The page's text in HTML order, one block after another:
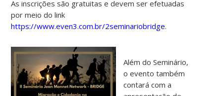
As inscrições são gratuitas e devem ser efetuadas
por meio do link
https://www.even3.com.br/2seminariobridge.
Além do Seminário,
o evento também
contará com a